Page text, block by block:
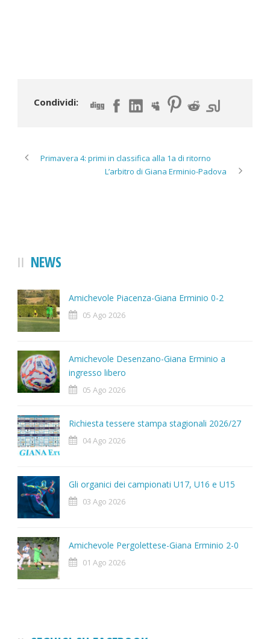
Condividi:
Primavera 4: primi in classifica alla 1a di ritorno
L’arbitro di Giana Erminio-Padova
NEWS
Amichevole Piacenza-Giana Erminio 0-2
05 Ago 2026
Amichevole Desenzano-Giana Erminio a
ingresso libero
05 Ago 2026
Richiesta tessere stampa stagionali 2026/27
04 Ago 2026
Gli organici dei campionati U17, U16 e U15
03 Ago 2026
Amichevole Pergolettese-Giana Erminio 2-0
01 Ago 2026